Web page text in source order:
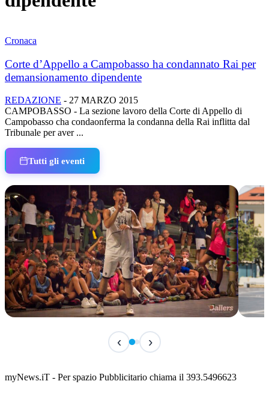
Cronaca
Corte d’Appello a Campobasso ha condannato Rai per
demansionamento dipendente
REDAZIONE - 27 MARZO 2015
CAMPOBASSO - La sezione lavoro della Corte di Appello di
Campobasso cha condaonferma la condanna della Rai inflitta dal
Tribunale per aver ...
Tutti gli eventi
Classic Contest 3vs3 Memorial Michele
📅 6 Agosto 2026 · 09:00 · 📍 Lungomare C. Colombo
‹ ›
myNews.iT - Per spazio Pubblicitario chiama il 393.5496623